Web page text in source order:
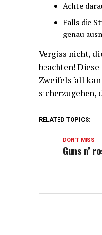
Achte
Falls die
genau
Vergiss nicht,
beachten!
Zweifelsfall
sicherzugehen,
RELATED TOPICS:
DON'T MISS
Guns n’